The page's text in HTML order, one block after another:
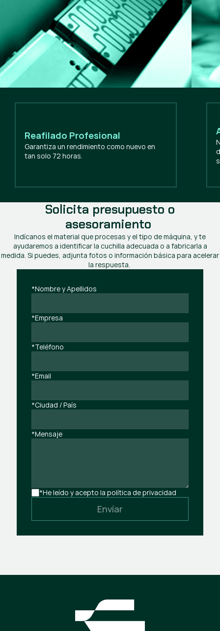
Reafilado Profesional
Garantiza un rendimiento como nuevo en
tan solo 72 horas.
Solicita presupuesto o
asesoramiento
Indícanos el material que procesas y el tipo de máquina, y te
ayudaremos a identificar la cuchilla adecuada o a fabricarla a
medida. Si puedes, adjunta fotos o información básica para acelerar
la respuesta.
*Nombre y Apellidos
*Empresa
*Teléfono
*Email
*Ciudad / País
*Mensaje
*He leído y acepto la política de privacidad
Envíar